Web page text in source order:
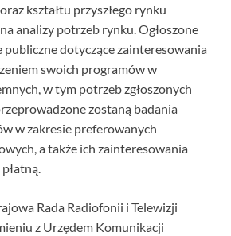
kształtu przyszłego rynku
analizy potrzeb rynku. Ogłoszone
dotyczące zainteresowania
swoich programów w
w tym potrzeb zgłoszonych
zostaną badania
w zakresie preferowanych
a także ich zainteresowania
Rada Radiofonii i Telewizji
z Urzędem Komunikacji